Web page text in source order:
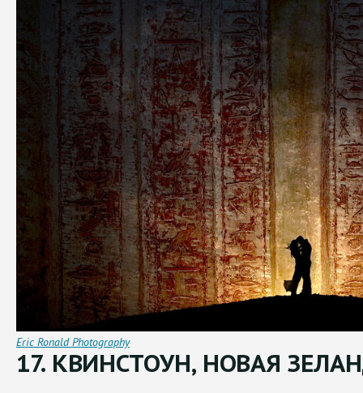
Eric Ronald Photography
17. КВИНСТОУН, НОВАЯ